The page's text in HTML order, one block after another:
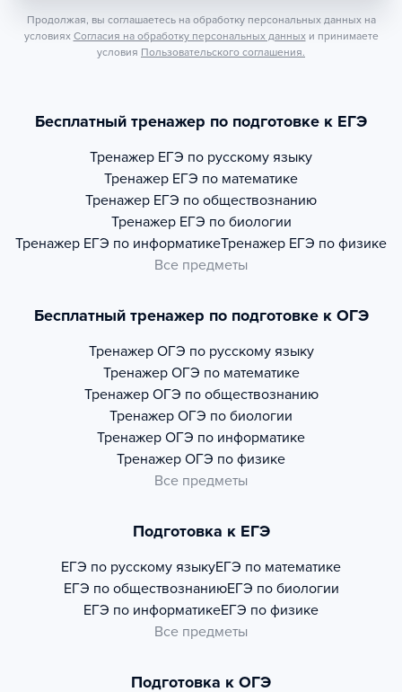
Продолжая, вы соглашаетесь на обработку персональных данных на
условиях Согласия на обработку персональных данных и принимаете
условия Пользовательского соглашения.
Бесплатный тренажер по подготовке к ЕГЭ
Тренажер ЕГЭ по русскому языку
Тренажер ЕГЭ по математике
Тренажер ЕГЭ по обществознанию
Тренажер ЕГЭ по биологии
Тренажер ЕГЭ по информатикеТренажер ЕГЭ по физике
Все предметы
Бесплатный тренажер по подготовке к ОГЭ
Тренажер ОГЭ по русскому языку
Тренажер ОГЭ по математике
Тренажер ОГЭ по обществознанию
Тренажер ОГЭ по биологии
Тренажер ОГЭ по информатике
Тренажер ОГЭ по физике
Все предметы
Подготовка к ЕГЭ
ЕГЭ по русскому языкуЕГЭ по математике
ЕГЭ по обществознаниюЕГЭ по биологии
ЕГЭ по информатикеЕГЭ по физике
Все предметы
Подготовка к ОГЭ